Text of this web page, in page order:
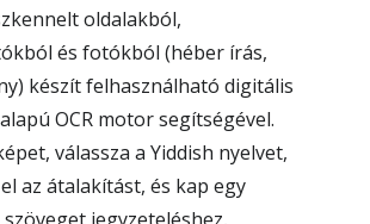
oldalakból,
és fotókból (héber írás,
készít felhasználható digitális
OCR motor segítségével.
válassza a Yiddish nyelvet,
az átalakítást, és kap egy